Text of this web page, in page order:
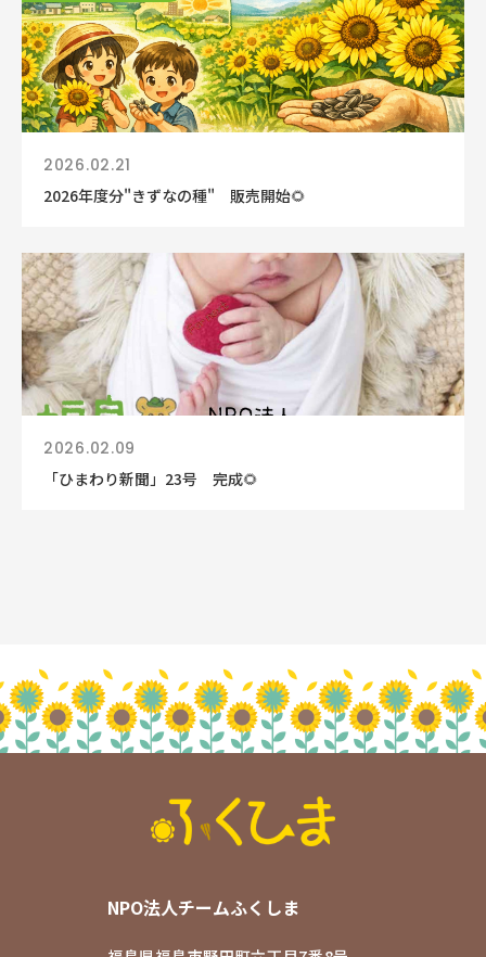
2026.02.21
2026年度分"きずなの種" 販売開始🌻
2026.02.09
「ひまわり新聞」23号 完成🌻
NPO法人チームふくしま